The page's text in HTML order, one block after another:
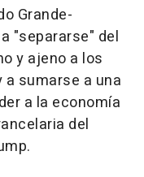
Grande-
"separarse" del
y ajeno a los
a sumarse a una
a la economía
del